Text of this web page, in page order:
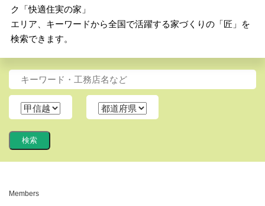
a
i
o
ク「快適住実の家」
エリア、キーワードから全国で活躍する家づくりの「匠」を
検索できます。
Members